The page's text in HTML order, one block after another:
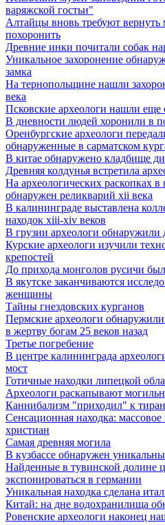
варяжской гостьи"
Алтайцы вновь требуют
похоронить
Древние инки почитали собак
Уникальное захоронение
замка
На тернопольщине нашли
века
Псковские археологи нашли
В дневности людей хоронили в
Оренбургские археологи
обнаруженные в сарматском
В китае обнаружено кладбище
Древняя колдунья встретила
Hа археологических раскопках
обнаружен реликварий xii века
В калининграде выставлена
находок xiii-xiv веков
В грузии археологи обнаружили
Курские археологи изучили
крепостей
До прихода монголов русичи
В якутске заканчиваются
женщины
Тайны гнездовских курганов
Пермские археологи
в жертву богам 25 веков назад
Третье погребение
В центре калининграда
мост
Готичные находки липецкой
Археологи раскапывают
Каннибализм "приходил" к
Сенсационная находка:
христиан
Самая древняя могила
В кузбассе обнаружен
Найденные в тувинской долине
экспонироваться в германии
Уникальная находка сделана
Китай: на дне водохранилища
Ровенские археологи наконец